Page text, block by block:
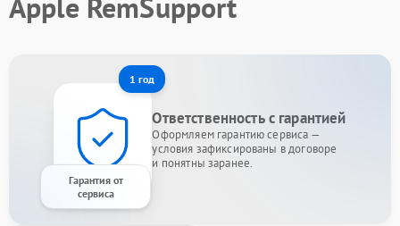
1 год
Гарантия от
сервиса
Ответственность с гарантией
Оформляем гарантию сервиса —
условия зафиксированы в договоре
и понятны заранее.